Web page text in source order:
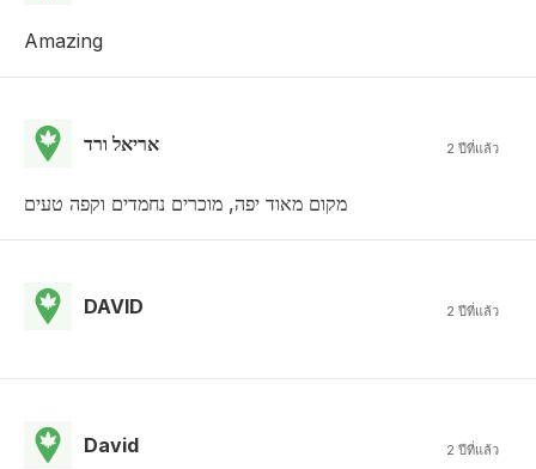
Amazing
אריאל ורד 2 ปีที่แล้ว
מקום מאוד יפה, מוכרים נחמדים וקפה טעים
DAVID 2 ปีที่แล้ว
David 2 ปีที่แล้ว